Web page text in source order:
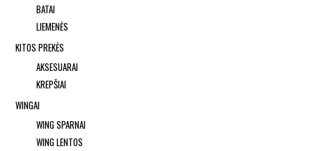
BATAI
LIEMENĖS
KITOS PREKĖS
AKSESUARAI
KREPŠIAI
WINGAI
WING SPARNAI
WING LENTOS